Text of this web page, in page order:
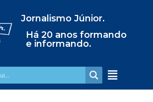
Jornalismo Júnior.
Há 20 anos formando
e informando.